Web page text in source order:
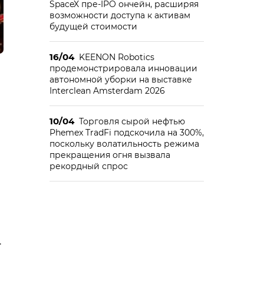
SpaceX пре-IPO ончейн, расширяя
возможности доступа к активам
будущей стоимости
16/04 KEENON Robotics
продемонстрировала инновации
автономной уборки на выставке
Interclean Amsterdam 2026
10/04 Торговля сырой нефтью
Phemex TradFi подскочила на 300%,
поскольку волатильность режима
прекращения огня вызвала
рекордный спрос